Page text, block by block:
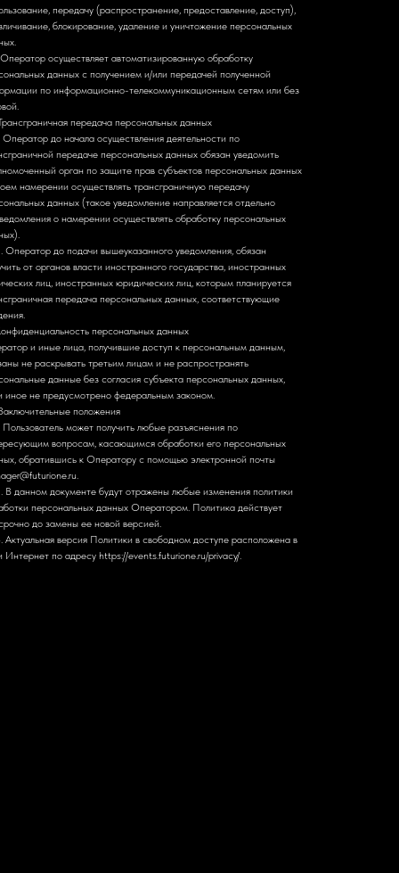
передачу (распространение, предоставление, доступ),
блокирование, удаление и уничтожение персональных
осуществляет автоматизированную обработку
данных с получением и/или передачей полученной
по информационно-телекоммуникационным сетям или без
передача персональных данных
Оператор до начала осуществления деятельности по
передаче персональных данных обязан уведомить
орган по защите прав субъектов персональных данных
намерении осуществлять трансграничную передачу
данных (такое уведомление направляется отдельно
о намерении осуществлять обработку персональных
Оператор до подачи вышеуказанного уведомления, обязан
от органов власти иностранного государства, иностранных
лиц, иностранных юридических лиц, которым планируется
передача персональных данных, соответствующие
персональных данных
и иные лица, получившие доступ к персональным данным,
не раскрывать третьим лицам и не распространять
данные без согласия субъекта персональных данных,
иное не предусмотрено федеральным законом.
положения
Пользователь может получить любые разъяснения по
вопросам, касающимся обработки его персональных
обратившись к Оператору с помощью электронной почты
В данном документе будут отражены любые изменения политики
персональных данных Оператором. Политика действует
до замены ее новой версией.
Актуальная версия Политики в свободном доступе расположена в
Интернет по адресу https://events.futurione.ru/privacy/.